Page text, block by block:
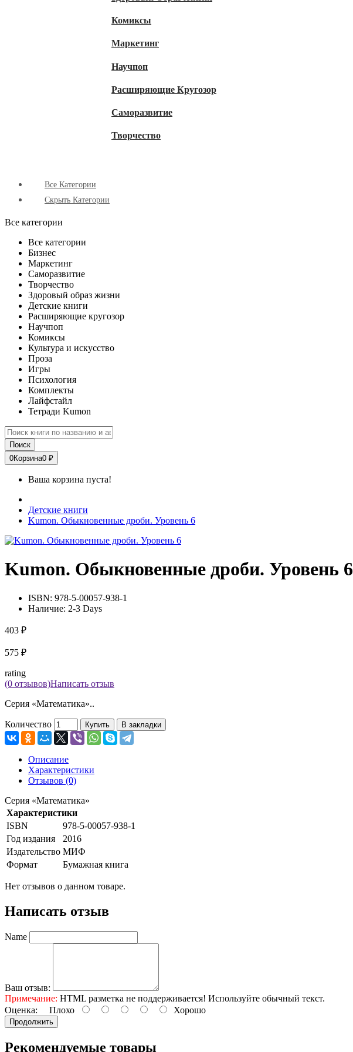
Комиксы
Маркетинг
Научпоп
Расширяющие Кругозор
Cаморазвитие
Творчество
Все Категории
Скрыть Категории
Все категории
Все категории
Бизнес
Маркетинг
Саморазвитие
Творчество
Здоровый образ жизни
Детские книги
Расширяющие кругозор
Научпоп
Комиксы
Культура и искусство
Проза
Игры
Психология
Комплекты
Лайфстайл
Тетради Kumon
Поиск
0Корзина0 ₽
Ваша корзина пуста!
Детские книги
Kumon. Обыкновенные дроби. Уровень 6
Kumon. Обыкновенные дроби. Уровень 6
ISBN: 978-5-00057-938-1
Наличие: 2-3 Days
403 ₽
575 ₽
rating
(0 отзывов)Написать отзыв
Серия «Математика»..
Количество Купить В закладки
Описание
Характеристики
Отзывов (0)
Серия «Математика»
Характеристики
ISBN
978-5-00057-938-1
Год издания
2016
Издательство МИФ
Формат
Бумажная книга
Нет отзывов о данном товаре.
Написать отзыв
Name
Ваш отзыв:
Примечание: HTML разметка не поддерживается! Используйте обычный текст.
Оценка: Плохо Хорошо
Продолжить
Рекомендуемые товары